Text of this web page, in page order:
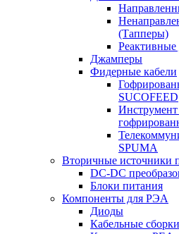
(Тапперы)
Реактивные
Джамперы
Фидерные кабели
SUCOFEED
Инструмент
SPUMA
Вторичные источники
DC-DC
Блоки питания
Компоненты для РЭА
Диоды
Кабельные сборки